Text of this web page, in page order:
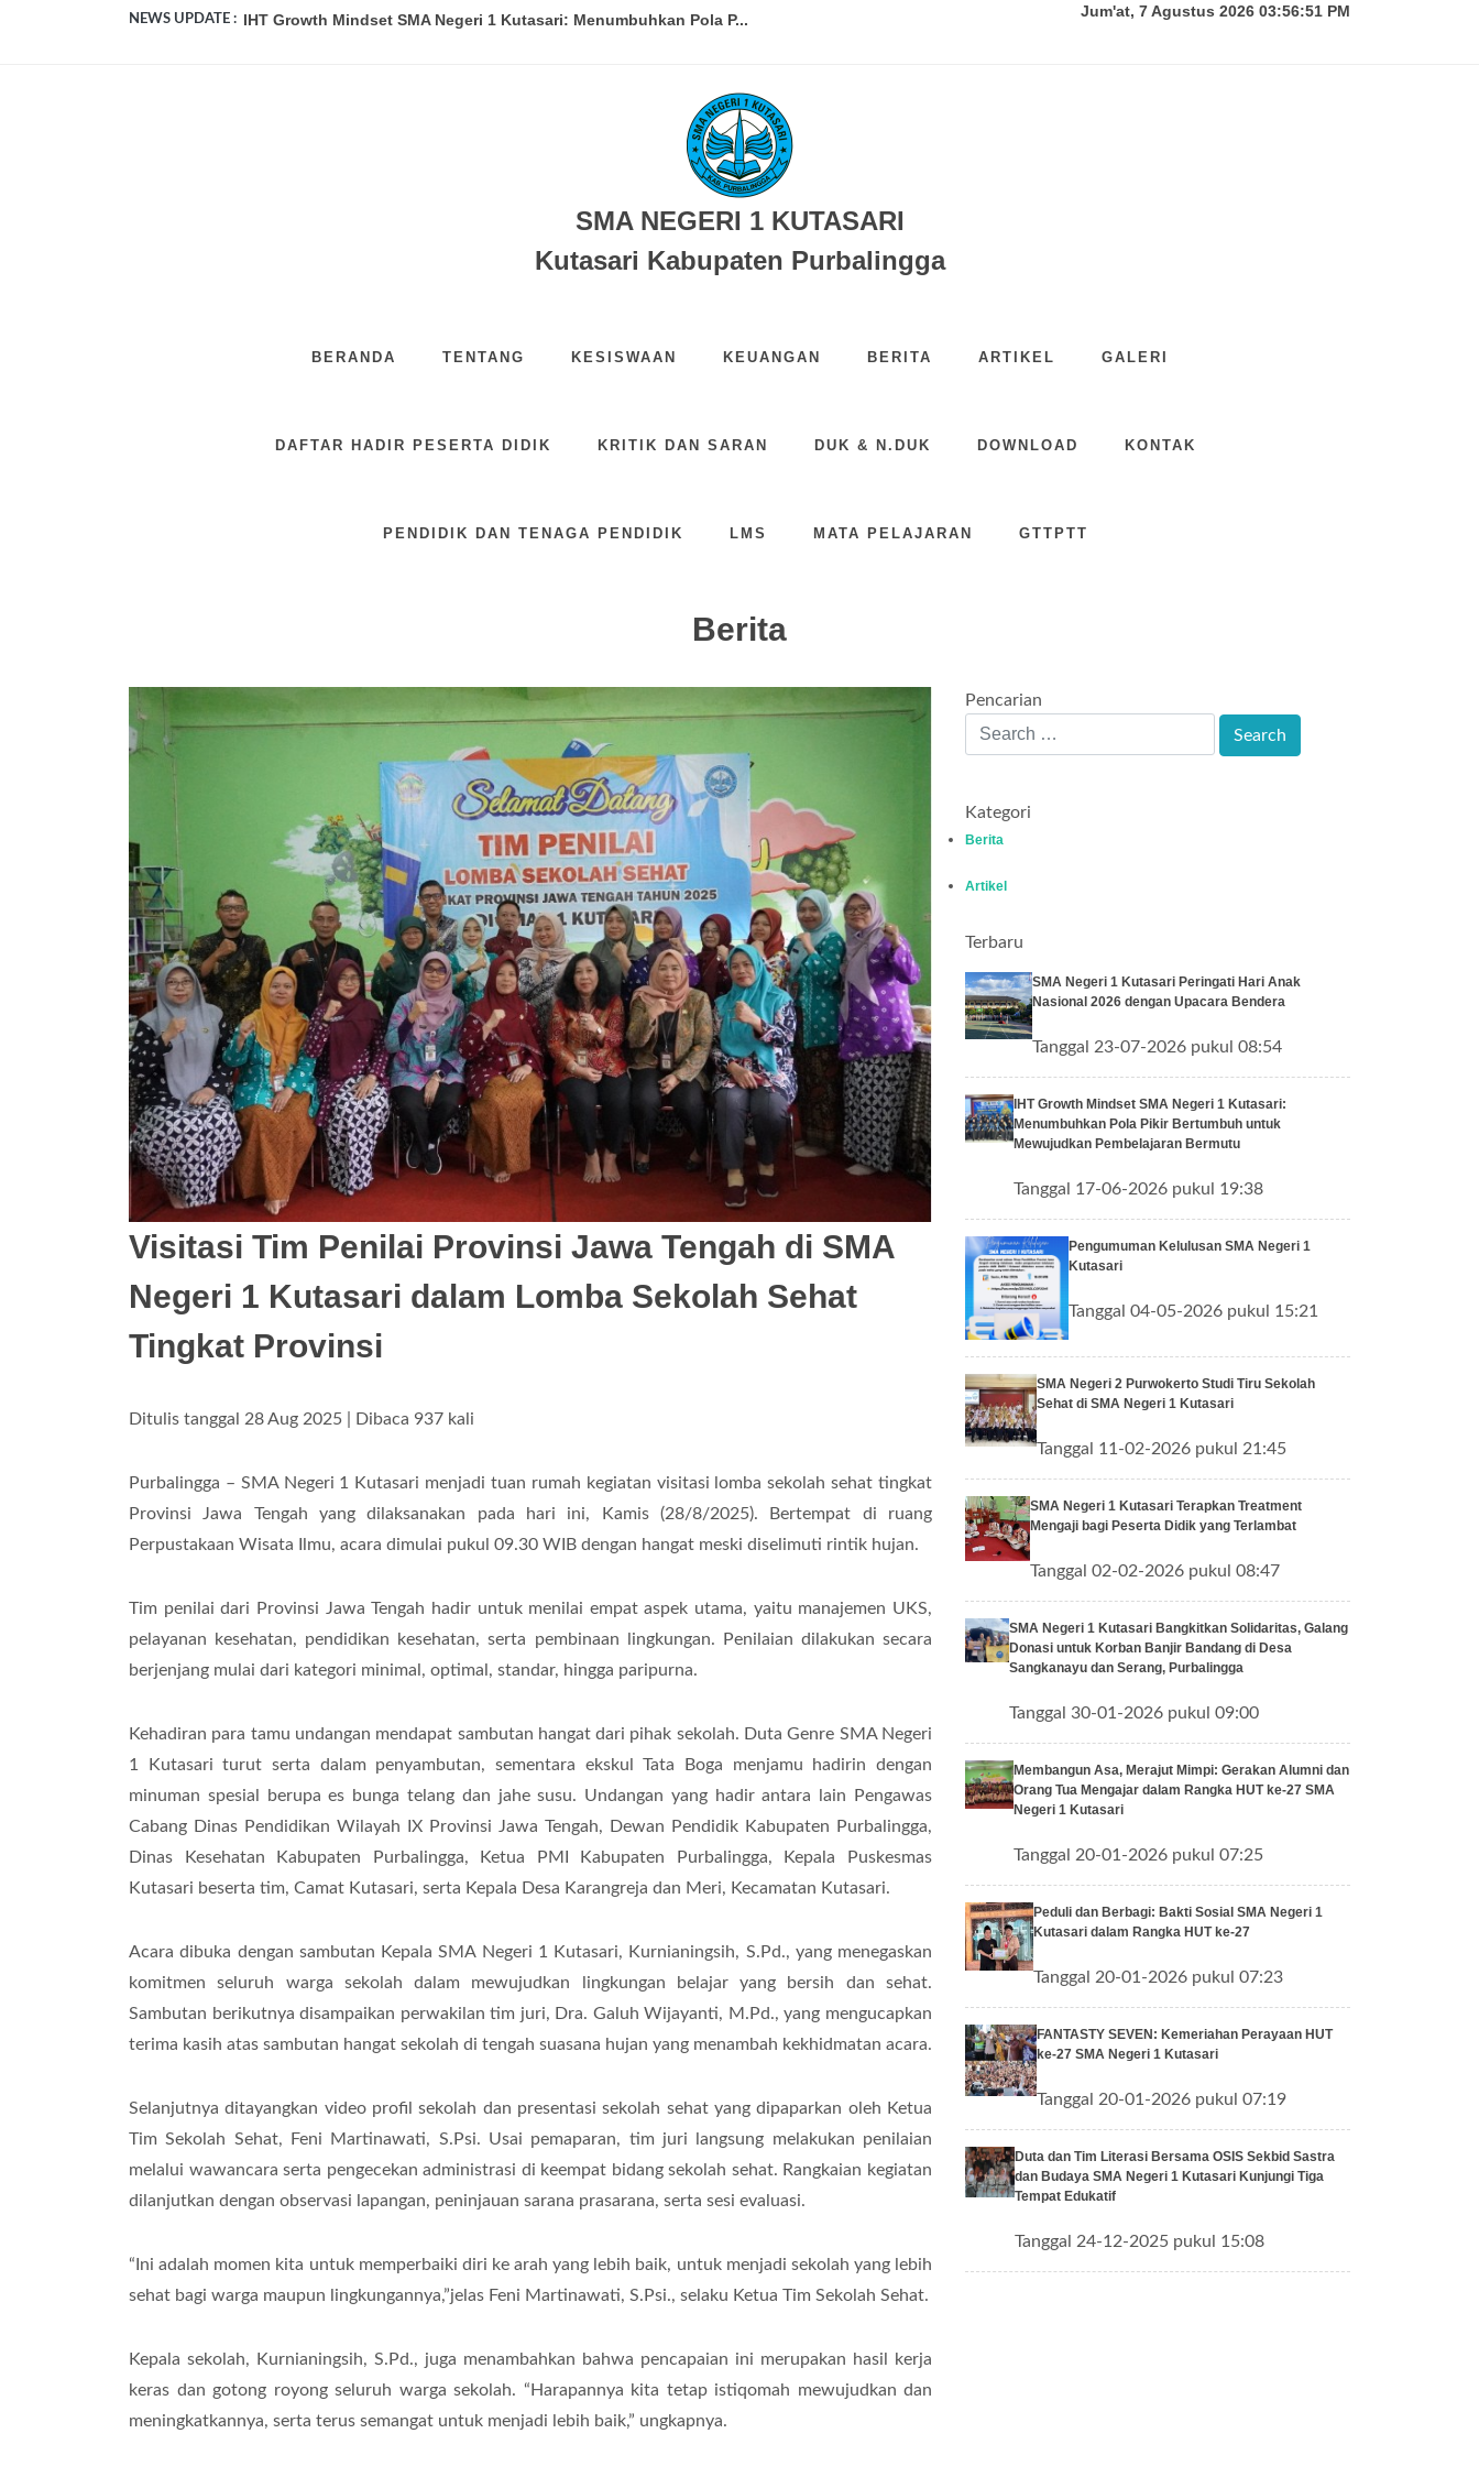
NEWS UPDATE : IHT Growth Mindset SMA Negeri 1 Kutasari: Menumbuhkan Pola P...
SMA Negeri 2 Purwokerto Studi Tiru Sekolah Sehat di SMA Nege...
SMA Negeri 1 Kutasari Terapkan Treatment Mengaji bagi Pesert...
SMA Negeri 1 Kutasari Bangkitkan Solidaritas, Galang Donasi ...
Jum'at, 7 Agustus 2026 03:56:52 PM
SMA NEGERI 1 KUTASARI
Kutasari Kabupaten Purbalingga
BERANDA TENTANG KESISWAAN KEUANGAN BERITA ARTIKEL GALERI
DAFTAR HADIR PESERTA DIDIK KRITIK DAN SARAN DUK & N.DUK DOWNLOAD KONTAK
PENDIDIK DAN TENAGA PENDIDIK LMS MATA PELAJARAN GTTPTT
Berita
Visitasi Tim Penilai Provinsi Jawa Tengah di SMA
Negeri 1 Kutasari dalam Lomba Sekolah Sehat
Tingkat Provinsi
Ditulis tanggal 28 Aug 2025 | Dibaca 937 kali
Purbalingga – SMA Negeri 1 Kutasari menjadi tuan rumah kegiatan visitasi lomba sekolah sehat tingkat
Provinsi Jawa Tengah yang dilaksanakan pada hari ini, Kamis (28/8/2025). Bertempat di ruang
Perpustakaan Wisata Ilmu, acara dimulai pukul 09.30 WIB dengan hangat meski diselimuti rintik hujan.
Tim penilai dari Provinsi Jawa Tengah hadir untuk menilai empat aspek utama, yaitu manajemen UKS,
pelayanan kesehatan, pendidikan kesehatan, serta pembinaan lingkungan. Penilaian dilakukan secara
berjenjang mulai dari kategori minimal, optimal, standar, hingga paripurna.
Kehadiran para tamu undangan mendapat sambutan hangat dari pihak sekolah. Duta Genre SMA Negeri
1 Kutasari turut serta dalam penyambutan, sementara ekskul Tata Boga menjamu hadirin dengan
minuman spesial berupa es bunga telang dan jahe susu. Undangan yang hadir antara lain Pengawas
Cabang Dinas Pendidikan Wilayah IX Provinsi Jawa Tengah, Dewan Pendidik Kabupaten Purbalingga,
Dinas Kesehatan Kabupaten Purbalingga, Ketua PMI Kabupaten Purbalingga, Kepala Puskesmas
Kutasari beserta tim, Camat Kutasari, serta Kepala Desa Karangreja dan Meri, Kecamatan Kutasari.
Acara dibuka dengan sambutan Kepala SMA Negeri 1 Kutasari, Kurnianingsih, S.Pd., yang menegaskan
komitmen seluruh warga sekolah dalam mewujudkan lingkungan belajar yang bersih dan sehat.
Sambutan berikutnya disampaikan perwakilan tim juri, Dra. Galuh Wijayanti, M.Pd., yang mengucapkan
terima kasih atas sambutan hangat sekolah di tengah suasana hujan yang menambah kekhidmatan acara.
Selanjutnya ditayangkan video profil sekolah dan presentasi sekolah sehat yang dipaparkan oleh Ketua
Tim Sekolah Sehat, Feni Martinawati, S.Psi. Usai pemaparan, tim juri langsung melakukan penilaian
melalui wawancara serta pengecekan administrasi di keempat bidang sekolah sehat. Rangkaian kegiatan
dilanjutkan dengan observasi lapangan, peninjauan sarana prasarana, serta sesi evaluasi.
“Ini adalah momen kita untuk memperbaiki diri ke arah yang lebih baik, untuk menjadi sekolah yang lebih
sehat bagi warga maupun lingkungannya,”jelas Feni Martinawati, S.Psi., selaku Ketua Tim Sekolah Sehat.
Kepala sekolah, Kurnianingsih, S.Pd., juga menambahkan bahwa pencapaian ini merupakan hasil kerja
keras dan gotong royong seluruh warga sekolah. “Harapannya kita tetap istiqomah mewujudkan dan
meningkatkannya, serta terus semangat untuk menjadi lebih baik,” ungkapnya.
Pencarian
Kategori
Berita
Artikel
Terbaru
SMA Negeri 1 Kutasari Peringati Hari Anak
Nasional 2026 dengan Upacara Bendera
Tanggal 23-07-2026 pukul 08:54
IHT Growth Mindset SMA Negeri 1 Kutasari:
Menumbuhkan Pola Pikir Bertumbuh untuk
Mewujudkan Pembelajaran Bermutu
Tanggal 17-06-2026 pukul 19:38
Pengumuman Kelulusan SMA Negeri 1
Kutasari
Tanggal 04-05-2026 pukul 15:21
SMA Negeri 2 Purwokerto Studi Tiru Sekolah
Sehat di SMA Negeri 1 Kutasari
Tanggal 11-02-2026 pukul 21:45
SMA Negeri 1 Kutasari Terapkan Treatment
Mengaji bagi Peserta Didik yang Terlambat
Tanggal 02-02-2026 pukul 08:47
SMA Negeri 1 Kutasari Bangkitkan Solidaritas, Galang
Donasi untuk Korban Banjir Bandang di Desa
Sangkanayu dan Serang, Purbalingga
Tanggal 30-01-2026 pukul 09:00
Membangun Asa, Merajut Mimpi: Gerakan Alumni dan
Orang Tua Mengajar dalam Rangka HUT ke-27 SMA
Negeri 1 Kutasari
Tanggal 20-01-2026 pukul 07:25
Peduli dan Berbagi: Bakti Sosial SMA Negeri 1
Kutasari dalam Rangka HUT ke-27
Tanggal 20-01-2026 pukul 07:23
FANTASTY SEVEN: Kemeriahan Perayaan HUT
ke-27 SMA Negeri 1 Kutasari
Tanggal 20-01-2026 pukul 07:19
Duta dan Tim Literasi Bersama OSIS Sekbid Sastra
dan Budaya SMA Negeri 1 Kutasari Kunjungi Tiga
Tempat Edukatif
Tanggal 24-12-2025 pukul 15:08